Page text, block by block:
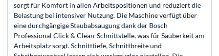
sorgt für Komfort in allen Arbeitspositionen und reduziert die
Belastung bei intensiver Nutzung. Die Maschine verfügt über
eine durchgängige Staubabsaugung dank der Bosch
Professional Click & Clean-Schnittstelle, was für Sauberkeit am
Arbeitsplatz sorgt. Schnitttiefe, Schnittbreite und